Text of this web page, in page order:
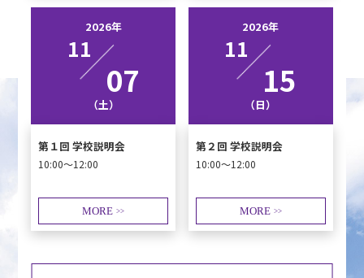
2026年
11
07
（土）
第１回 学校説明会
10:00～12:00
MORE >>
2026年
11
15
（日）
第２回 学校説明会
10:00～12:00
MORE >>